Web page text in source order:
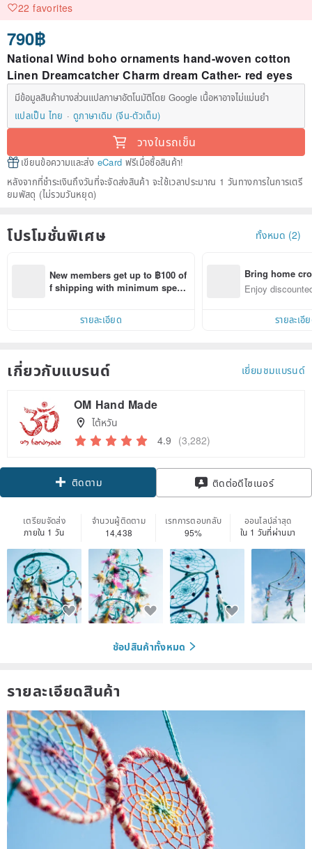
22 favorites
790฿
National Wind boho ornaments hand-woven cotton
Linen Dreamcatcher Charm dream Cather- red eyes
มีข้อมูลสินค้าบางส่วนแปลภาษาอัตโนมัติโดย Google เนื้อหาอาจไม่แม่นยำ
แปลเป็น ไทย
ดูภาษาเดิม (จีน-ตัวเต็ม)
วางในรถเข็น
เขียนข้อความและส่ง eCard ฟรีเมื่อซื้อสินค้า!
หลังจากที่ชำระเงินถึงวันที่จะจัดส่งสินค้า จะใช้เวลาประมาณ 1 วันทางการในการเตรี
ยมพัสดุ (ไม่รวมวันหยุด)
โปรโมชั่นพิเศษ ทั้งหมด (2)
New members get up to ฿100 of
f shipping with minimum spen
within 7 days!
รายละเอียด
Bring home
n with ease
Enjoy
รายละเอี
เกี่ยวกับแบรนด์ เยี่ยมชมแบรนด์
OM Hand Made
ไต้หวัน
4.9 (3,282)
ติดตาม ติดต่อดีไซเนอร์
เตรียมจัดส่ง
ภายใน 1 วัน
จำนวนผู้ติดตาม
14,438
เรทการตอบกลับ
95%
ออนไลน์ล่าสุด
ใน 1 วันที่ผ่านมา
ช้อปสินค้าทั้งหมด
รายละเอียดสินค้า